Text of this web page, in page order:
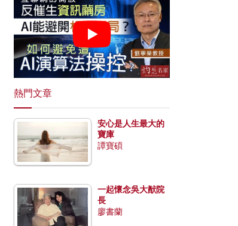
熱門文章
安心是人生最大的
寶庫
譚寶碩
一起懷念吳大猷院
長
廖書蘭